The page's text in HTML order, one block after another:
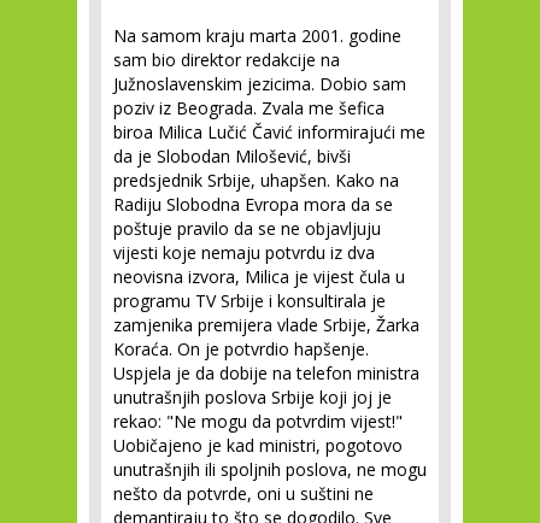
Na samom kraju marta 2001. godine
sam bio direktor redakcije na
Južnoslavenskim jezicima. Dobio sam
poziv iz Beograda. Zvala me šefica
biroa Milica Lučić Čavić informirajući me
da je Slobodan Milošević, bivši
predsjednik Srbije, uhapšen. Kako na
Radiju Slobodna Evropa mora da se
poštuje pravilo da se ne objavljuju
vijesti koje nemaju potvrdu iz dva
neovisna izvora, Milica je vijest čula u
programu TV Srbije i konsultirala je
zamjenika premijera vlade Srbije, Žarka
Koraća. On je potvrdio hapšenje.
Uspjela je da dobije na telefon ministra
unutrašnjih poslova Srbije koji joj je
rekao: "Ne mogu da potvrdim vijest!"
Uobičajeno je kad ministri, pogotovo
unutrašnjih ili spoljnih poslova, ne mogu
nešto da potvrde, oni u suštini ne
demantiraju to što se dogodilo. Sve